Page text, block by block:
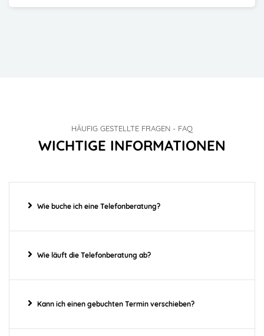
HÄUFIG GESTELLTE FRAGEN - FAQ
WICHTIGE INFORMATIONEN
Wie buche ich eine Telefonberatung?
Wie läuft die Telefonberatung ab?
Kann ich einen gebuchten Termin verschieben?